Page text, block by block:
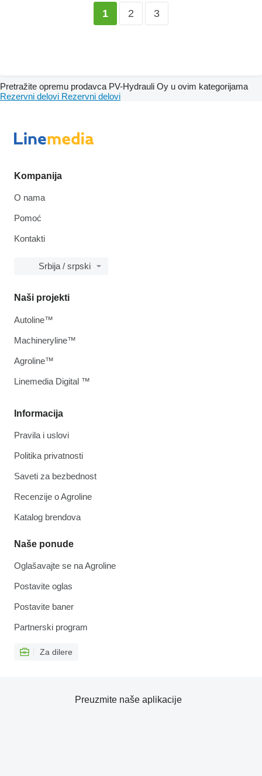
1 2 3
Pretražite opremu prodavca PV-Hydrauli Oy u ovim kategorijama
Rezervni delovi Rezervni delovi
Kompanija
O nama
Pomoć
Kontakti
Srbija / srpski
Informacija
Pravila i uslovi
Politika privatnosti
Saveti za bezbednost
Recenzije o Agroline
Katalog brendova
Naše ponude
Oglašavajte se na Agroline
Postavite oglas
Postavite baner
Partnerski program
Za dilere
Naši projekti
Autoline™
Machineryline™
Agroline™
Linemedia Digital ™
Preuzmite naše aplikacije